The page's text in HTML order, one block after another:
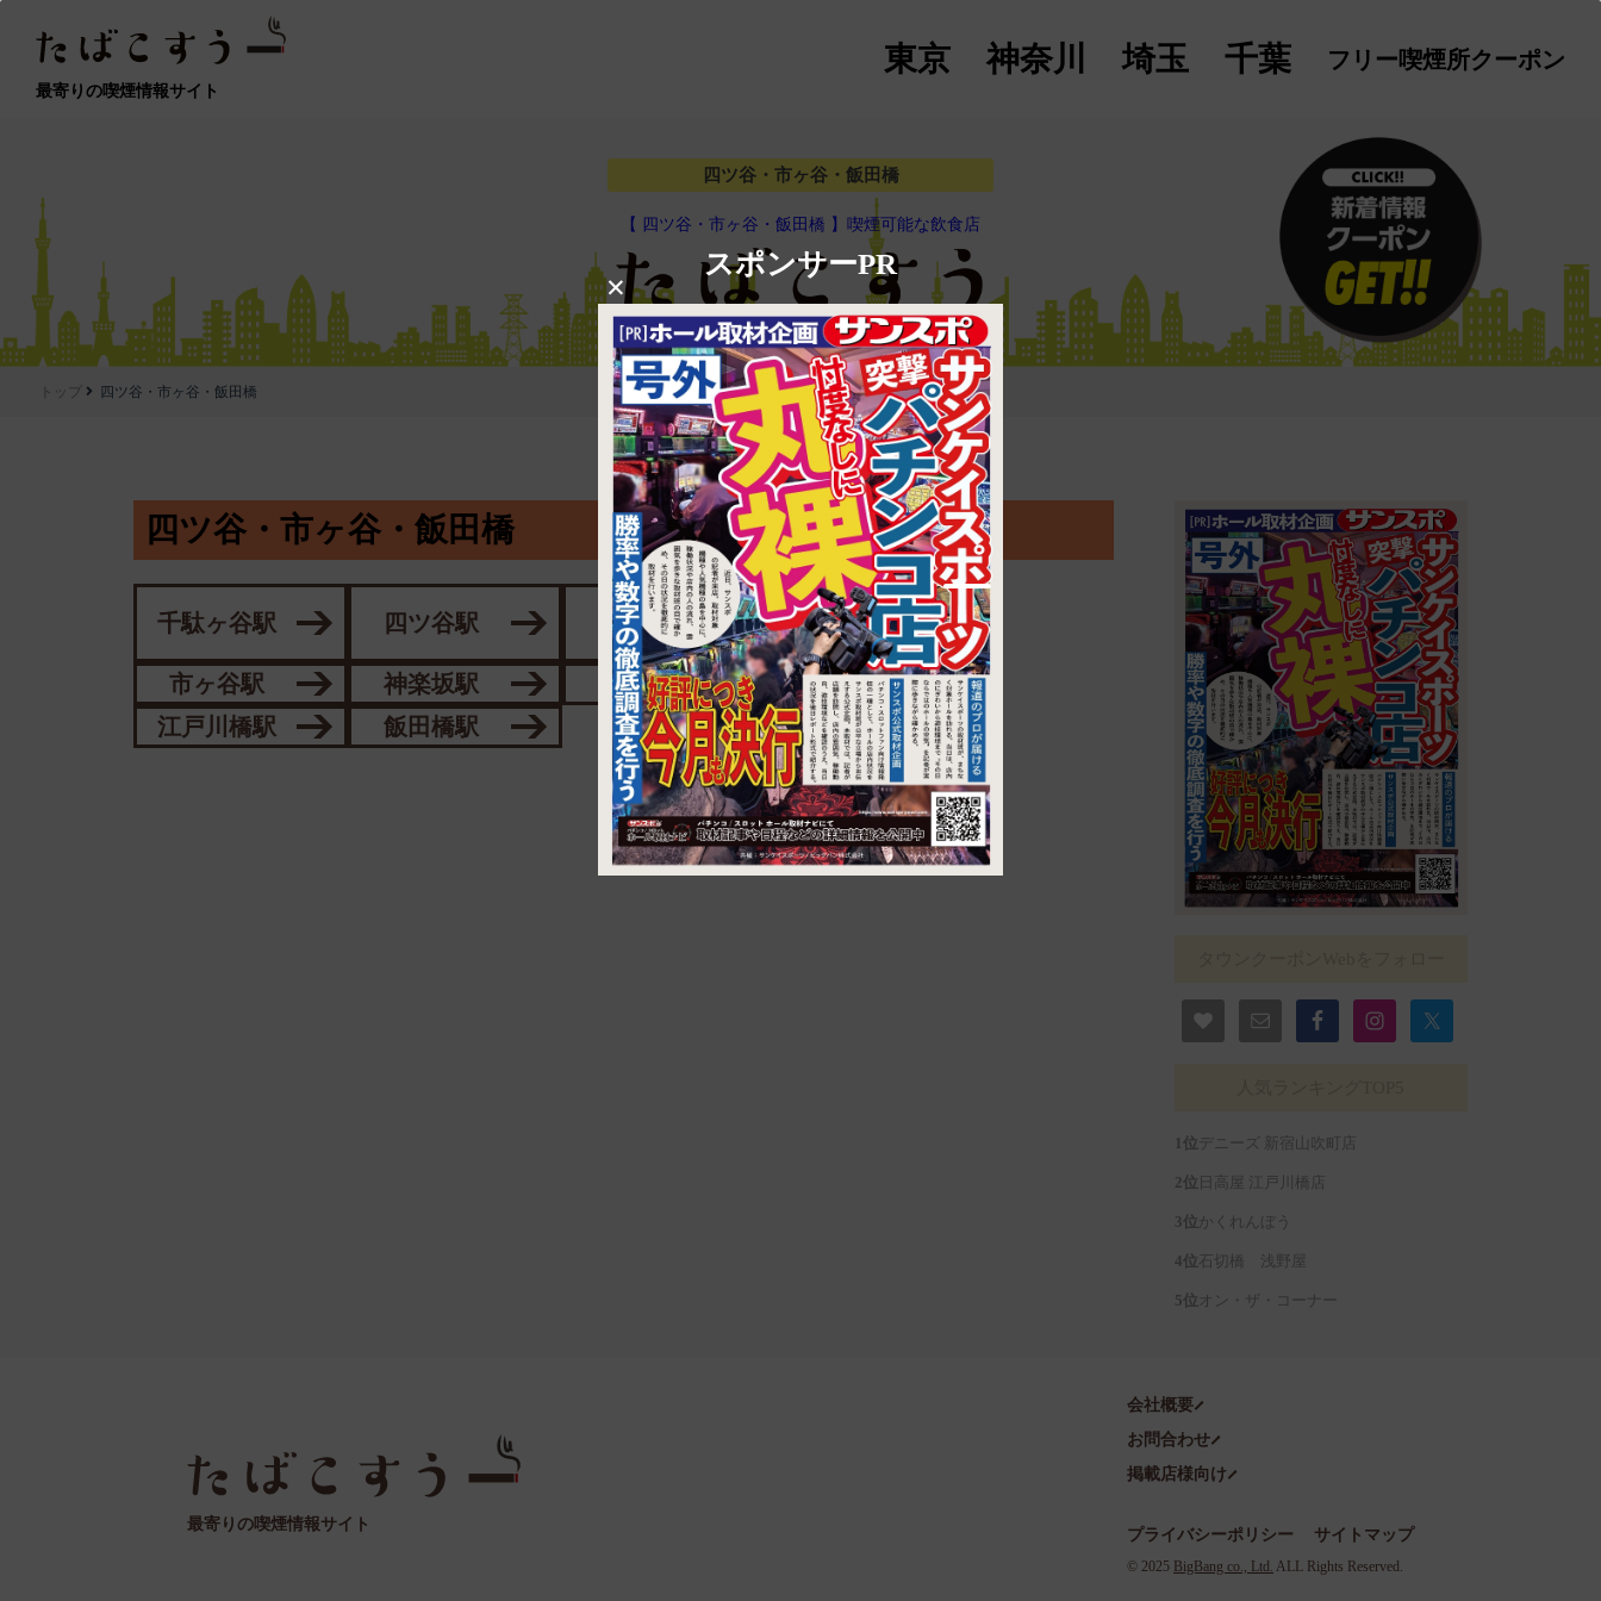
最寄りの喫煙情報サイト
東京 神奈川 埼玉 千葉 フリー喫煙所クーポン
スポンサーPR
×
1
四ツ谷・市ヶ谷・飯田橋
【 四ツ谷・市ヶ谷・飯田橋 】喫煙可能な飲食店
トップ 四ツ谷・市ヶ谷・飯田橋
マップで見る
四ツ谷・市ヶ谷・飯田橋
千駄ヶ谷駅 四ツ谷駅 曙橋駅
四ツ谷三丁目
駅
市ヶ谷駅
神楽坂駅 九段下駅
牛込神楽坂駅
江戸川橋駅
飯田橋駅
デニーズ 新宿山吹町店
日高屋 江戸川橋店
かくれんぼう
石切橋 浅野屋
オン・ザ・コーナー
最寄りの喫煙情報サイト
会社概要
お問合わせ
掲載店様向け
プライバシーポリシー サイトマップ
©️ 2025 BigBang co., Ltd. ALL Rights Reserved.